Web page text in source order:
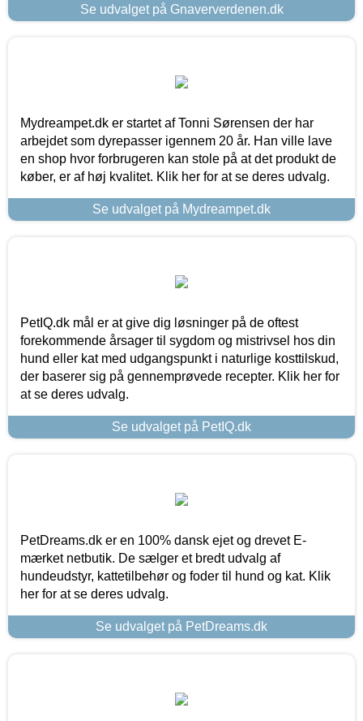
Se udvalget på Gnaververdenen.dk
Mydreampet.dk er startet af Tonni Sørensen der har
arbejdet som dyrepasser igennem 20 år. Han ville lave
en shop hvor forbrugeren kan stole på at det produkt de
køber, er af høj kvalitet. Klik her for at se deres udvalg.
Se udvalget på Mydreampet.dk
PetIQ.dk mål er at give dig løsninger på de oftest
forekommende årsager til sygdom og mistrivsel hos din
hund eller kat med udgangspunkt i naturlige kosttilskud,
der baserer sig på gennemprøvede recepter. Klik her for
at se deres udvalg.
Se udvalget på PetIQ.dk
PetDreams.dk er en 100% dansk ejet og drevet E-
mærket netbutik. De sælger et bredt udvalg af
hundeudstyr, kattetilbehør og foder til hund og kat. Klik
her for at se deres udvalg.
Se udvalget på PetDreams.dk